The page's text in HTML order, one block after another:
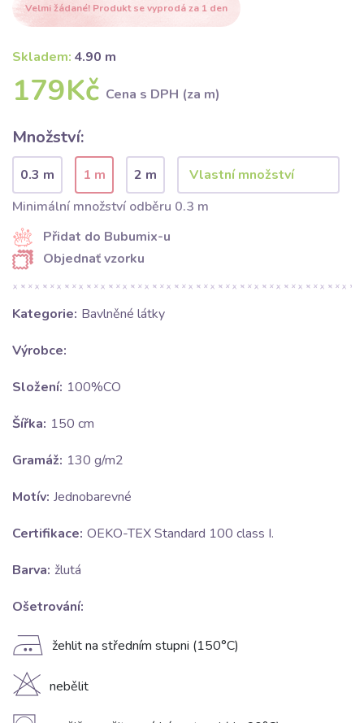
Velmi žádané! Produkt se vyprodá za 1 den
Skladem: 4.90 m
179Kč Cena s DPH (za m)
Množství:
0.3 m 1 m
2 m
Minimální množství odběru 0.3 m
Přidat do Bubumix-u
Objednať vzorku
Kategorie: Bavlněné látky
Výrobce:
Složení: 100%CO
Šířka: 150 cm
Gramáž: 130 g/m2
Motív: Jednobarevné
Certifikace: OEKO-TEX Standard 100 class I.
Barva: žlutá
Ošetrování:
E žehlit na středním stupni (150°C)
H nebělit